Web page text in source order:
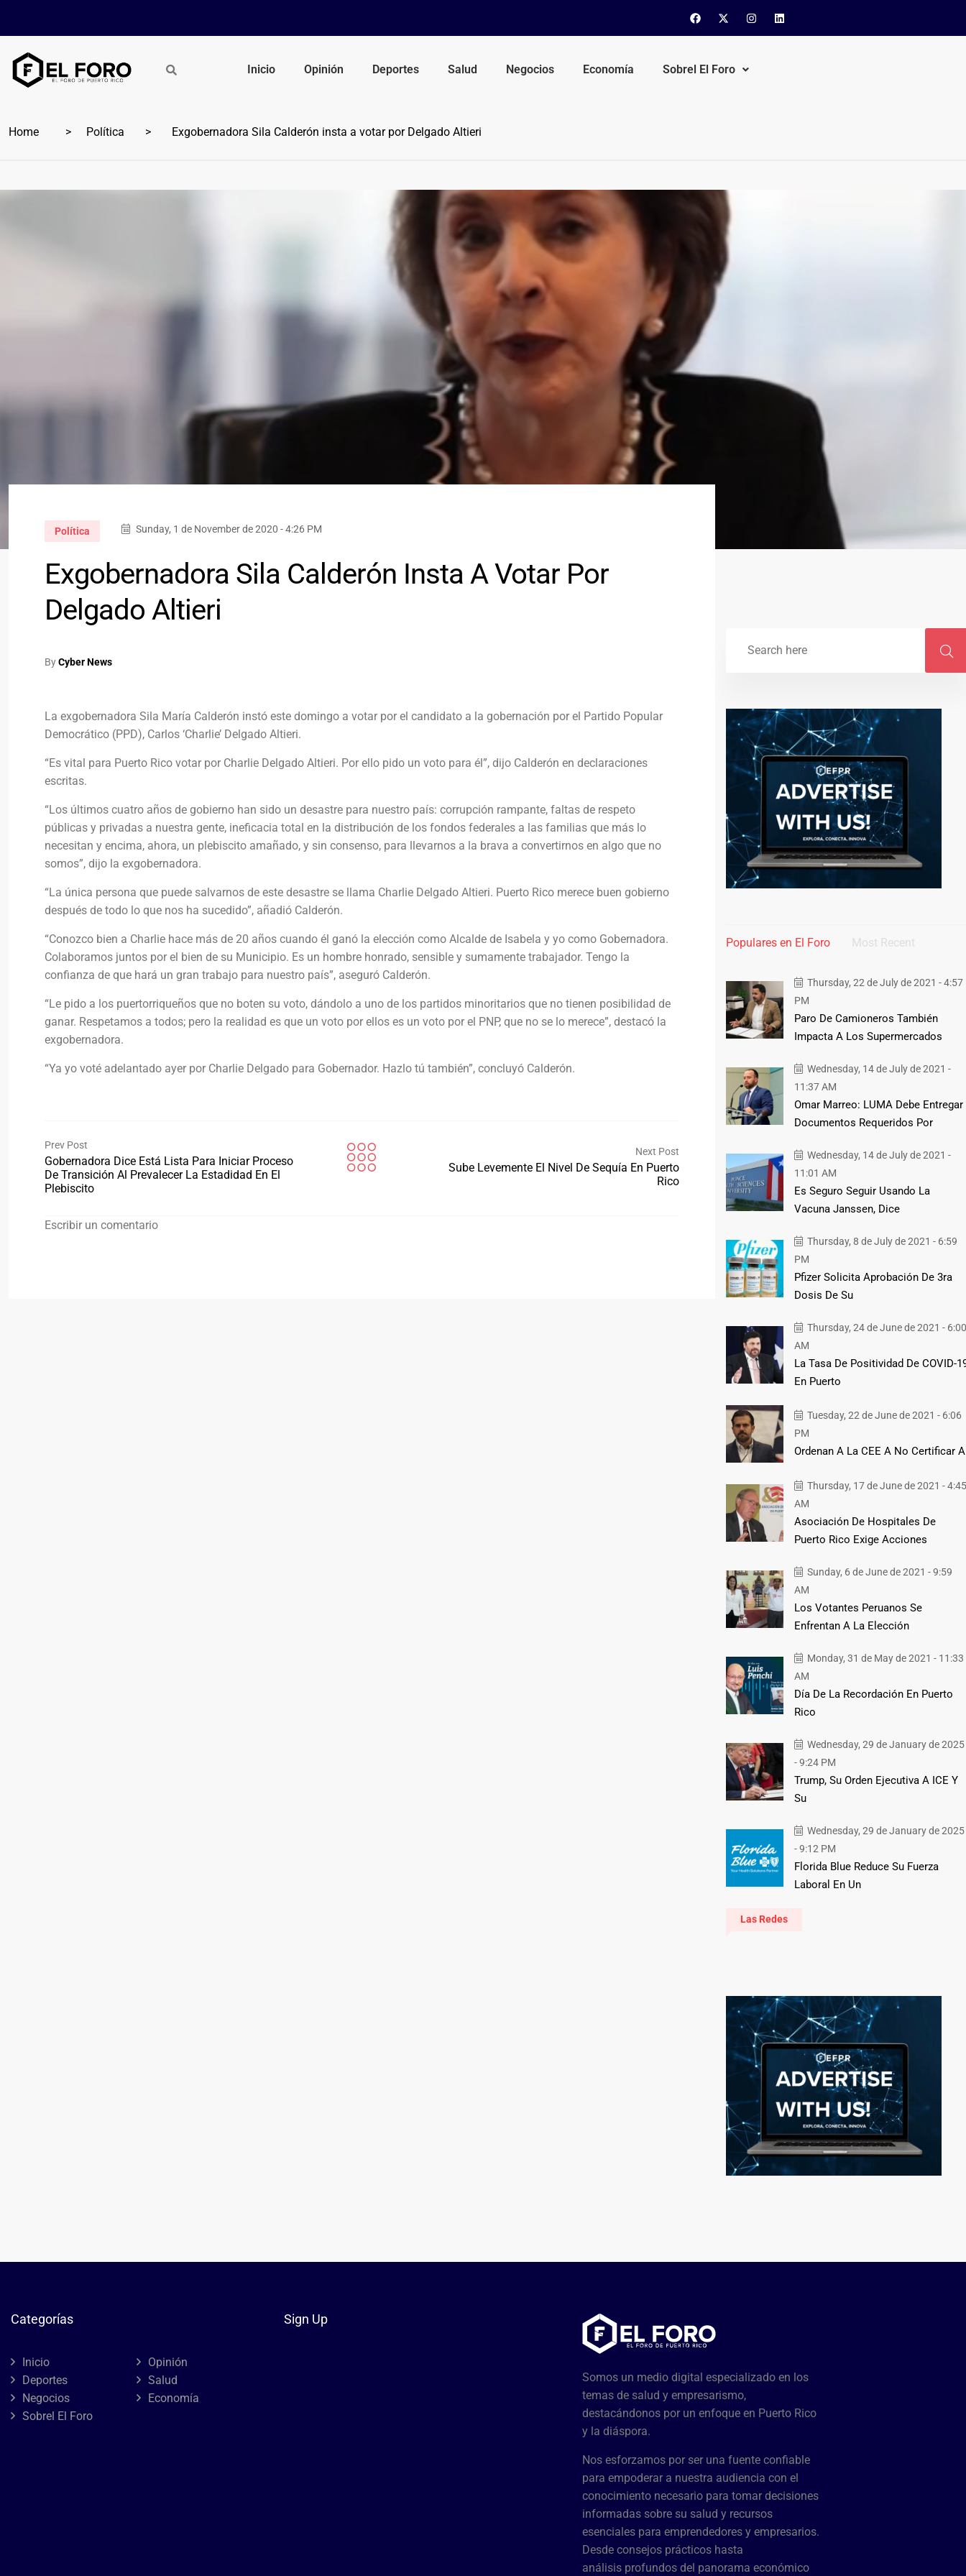
Inicio Opinión Deportes Salud Negocios Economía Sobrel El Foro
Home Política Exgobernadora Sila Calderón insta a votar por Delgado Altieri
Política Sunday, 1 de November de 2020 - 4:26 PM
Exgobernadora Sila Calderón Insta A Votar Por
Delgado Altieri
ByCyber News
La exgobernadora Sila María Calderón instó este domingo a votar por el candidato a la gobernación por el Partido Popular
Democrático (PPD), Carlos ‘Charlie’ Delgado Altieri.
“Es vital para Puerto Rico votar por Charlie Delgado Altieri. Por ello pido un voto para él”, dijo Calderón en declaraciones
escritas.
“Los últimos cuatro años de gobierno han sido un desastre para nuestro país: corrupción rampante, faltas de respeto
públicas y privadas a nuestra gente, ineficacia total en la distribución de los fondos federales a las familias que más lo
necesitan y encima, ahora, un plebiscito amañado, y sin consenso, para llevarnos a la brava a convertirnos en algo que no
somos”, dijo la exgobernadora.
“La única persona que puede salvarnos de este desastre se llama Charlie Delgado Altieri. Puerto Rico merece buen gobierno
después de todo lo que nos ha sucedido”, añadió Calderón.
“Conozco bien a Charlie hace más de 20 años cuando él ganó la elección como Alcalde de Isabela y yo como Gobernadora.
Colaboramos juntos por el bien de su Municipio. Es un hombre honrado, sensible y sumamente trabajador. Tengo la
confianza de que hará un gran trabajo para nuestro país”, aseguró Calderón.
“Le pido a los puertorriqueños que no boten su voto, dándolo a uno de los partidos minoritarios que no tienen posibilidad de
ganar. Respetamos a todos; pero la realidad es que un voto por ellos es un voto por el PNP, que no se lo merece”, destacó la
exgobernadora.
“Ya yo voté adelantado ayer por Charlie Delgado para Gobernador. Hazlo tú también”, concluyó Calderón.
Prev Post
Gobernadora Dice Está Lista Para Iniciar Proceso
De Transición Al Prevalecer La Estadidad En El
Plebiscito
Next Post
Sube Levemente El Nivel De Sequía En Puerto
Rico
Escribir un comentario
Populares en El Foro Most Recent
Thursday, 22 de July de 2021 - 4:57
PM
Paro De Camioneros También
Impacta A Los Supermercados
Wednesday, 14 de July de 2021 -
11:37 AM
Omar Marreo: LUMA Debe Entregar
Documentos Requeridos Por
Wednesday, 14 de July de 2021 -
11:01 AM
Es Seguro Seguir Usando La
Vacuna Janssen, Dice
Thursday, 8 de July de 2021 - 6:59
PM
Pfizer Solicita Aprobación De 3ra
Dosis De Su
Thursday, 24 de June de 2021 - 6:00
AM
La Tasa De Positividad De COVID-
En Puerto
Tuesday, 22 de June de 2021 - 6:06
PM
Ordenan A La CEE A No Certificar A
Thursday, 17 de June de 2021 - 4:45
AM
Asociación De Hospitales De
Puerto Rico Exige Acciones
Sunday, 6 de June de 2021 - 9:59
AM
Los Votantes Peruanos Se
Enfrentan A La Elección
Monday, 31 de May de 2021 - 11:33
AM
Día De La Recordación En Puerto
Rico
Wednesday, 29 de January de 2025
- 9:24 PM
Trump, Su Orden Ejecutiva A ICE Y
Su
Wednesday, 29 de January de 2025
- 9:12 PM
Florida Blue Reduce Su Fuerza
Laboral En Un
Las Redes
Categorías
Inicio
Opinión
Deportes
Salud
Negocios
Economía
Sobrel El Foro
Sign Up
Somos un medio digital especializado en los
temas de salud y empresarismo,
destacándonos por un enfoque en Puerto Rico
y la diáspora.
Nos esforzamos por ser una fuente confiable
para empoderar a nuestra audiencia con el
conocimiento necesario para tomar decisiones
informadas sobre su salud y recursos
esenciales para emprendedores y empresarios.
Desde consejos prácticos hasta
análisis profundos del panorama económico